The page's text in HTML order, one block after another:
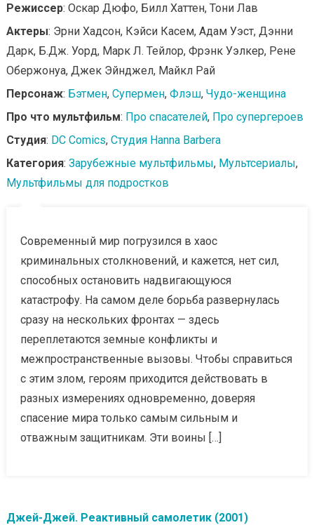
Режиссер: Оскар Дюфо, Билл Хаттен, Тони Лав
Актеры: Эрни Хадсон, Кэйси Касем, Адам Уэст, Дэнни
Дарк, Б.Дж. Уорд, Марк Л. Тейлор, Фрэнк Уэлкер, Рене
Обержонуа, Джек Эйнджел, Майкл Рай
Персонаж: Бэтмен, Супермен, Флэш, Чудо-женщина
Про что мультфильм: Про спасателей, Про супергероев
Студия: DC Comics, Студия Hanna Barbera
Категория: Зарубежные мультфильмы, Мультсериалы,
Мультфильмы для подростков
Современный мир погрузился в хаос
криминальных столкновений, и кажется, нет сил,
способных остановить надвигающуюся
катастрофу. На самом деле борьба развернулась
сразу на нескольких фронтах — здесь
переплетаются земные конфликты и
межпространственные вызовы. Чтобы справиться
с этим злом, героям приходится действовать в
разных измерениях одновременно, доверяя
спасение мира только самым сильным и
отважным защитникам. Эти воины […]
Джей-Джей. Реактивный самолетик (2001)